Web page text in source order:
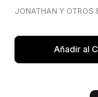
DE INVERSION
JONATHAN Y OTROS
Añadir al